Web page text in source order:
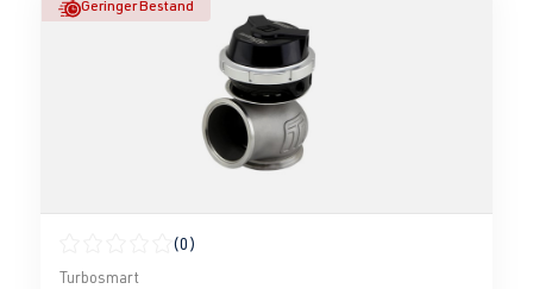
Geringer Bestand
Durchschnittliche Bewertung von 0 von 5 Sternen
(0)
Turbosmart